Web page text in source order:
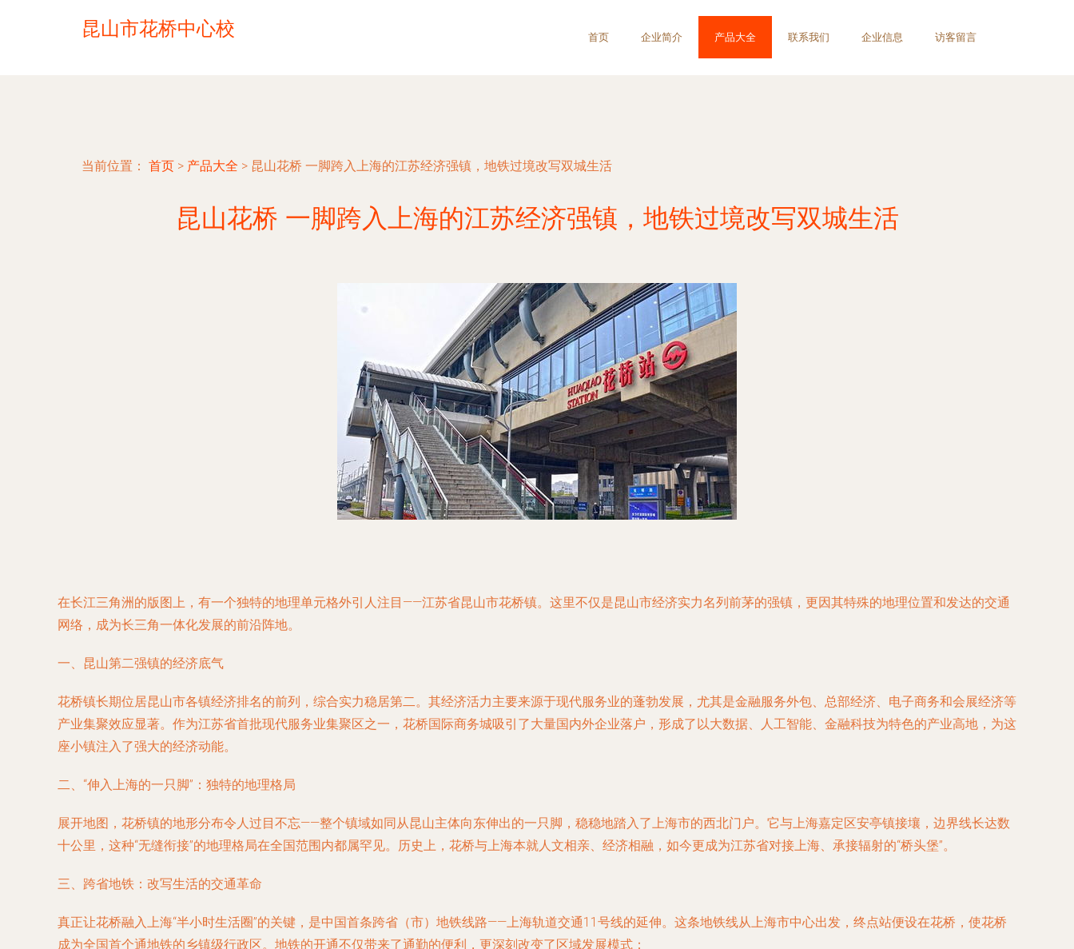
昆山市花桥中心校 首页 企业简介 产品大全 联系我们 企业信息 访客留言
当前位置： 首页 > 产品大全 > 昆山花桥 一脚跨入上海的江苏经济强镇，地铁过境改写双城生活
昆山花桥 一脚跨入上海的江苏经济强镇，地铁过境改写双城生活
在长江三角洲的版图上，有一个独特的地理单元格外引人注目——江苏省昆山市花桥镇。这里不仅是昆山市经济实力名列前茅的强镇，更因其特殊的地理位置和发达的交通
网络，成为长三角一体化发展的前沿阵地。
一、昆山第二强镇的经济底气
花桥镇长期位居昆山市各镇经济排名的前列，综合实力稳居第二。其经济活力主要来源于现代服务业的蓬勃发展，尤其是金融服务外包、总部经济、电子商务和会展经济等
产业集聚效应显著。作为江苏省首批现代服务业集聚区之一，花桥国际商务城吸引了大量国内外企业落户，形成了以大数据、人工智能、金融科技为特色的产业高地，为这
座小镇注入了强大的经济动能。
二、“伸入上海的一只脚”：独特的地理格局
展开地图，花桥镇的地形分布令人过目不忘——整个镇域如同从昆山主体向东伸出的一只脚，稳稳地踏入了上海市的西北门户。它与上海嘉定区安亭镇接壤，边界线长达数
十公里，这种“无缝衔接”的地理格局在全国范围内都属罕见。历史上，花桥与上海本就人文相亲、经济相融，如今更成为江苏省对接上海、承接辐射的“桥头堡”。
三、跨省地铁：改写生活的交通革命
真正让花桥融入上海“半小时生活圈”的关键，是中国首条跨省（市）地铁线路——上海轨道交通11号线的延伸。这条地铁线从上海市中心出发，终点站便设在花桥，使花桥
成为全国首个通地铁的乡镇级行政区。地铁的开通不仅带来了通勤的便利，更深刻改变了区域发展模式：